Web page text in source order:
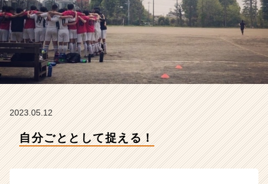
ラ
イ
ン】
|
ベ
ン
チ
長
企
か
2023.05.12
自分ごととして捉える！